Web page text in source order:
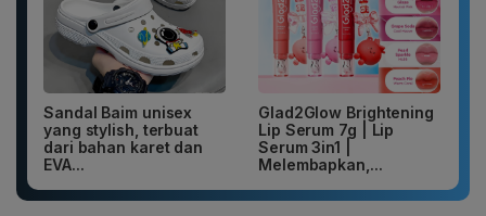
Sandal Baim unisex
yang stylish, terbuat
dari bahan karet dan
EVA...
Glad2Glow Brightening
Lip Serum 7g | Lip
Serum 3in1 |
Melembapkan,...